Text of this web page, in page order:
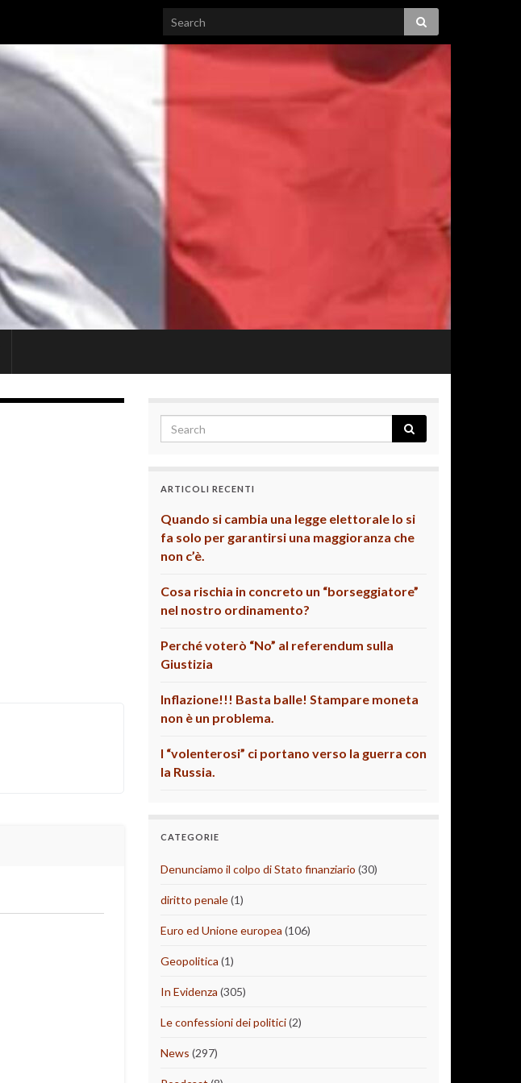
ARTICOLI RECENTI
Quando si cambia una legge elettorale lo si
fa solo per garantirsi una maggioranza che
non c’è.
Cosa rischia in concreto un “borseggiatore”
nel nostro ordinamento?
Perché voterò “No” al referendum sulla
Giustizia
Inflazione!!! Basta balle! Stampare moneta
non è un problema.
I “volenterosi” ci portano verso la guerra con
la Russia.
CATEGORIE
Denunciamo il colpo di Stato finanziario (30)
diritto penale(1)
Euro ed Unione europea (106)
Geopolitica (1)
In Evidenza (305)
Le confessioni dei politici(2)
News (297)